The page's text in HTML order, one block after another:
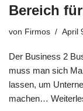
Bereich
von Firmos April
Der Business 2
muss man sich
lassen, um
machen…